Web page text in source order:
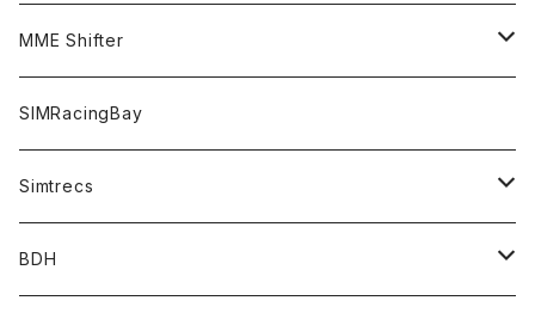
コックピット
ハンドブレーキ
アクセサリー
バンドルセット
ステアリング
ペダル
ステアリング
アクセサリー
ペダル
ステアリング
ペダル
シフター
ハンドブレーキ
MME Shifter
シフター
SIMRacingBay
Simtrecs
ペダル
BDH